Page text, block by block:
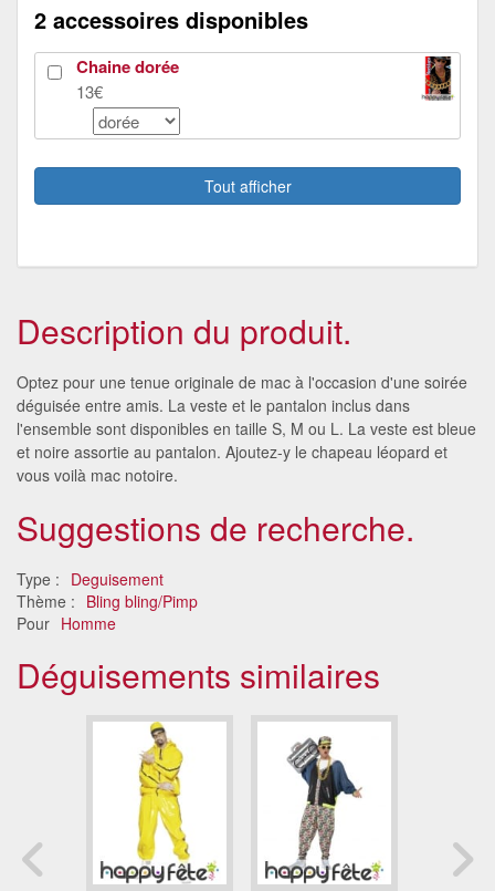
2 accessoires disponibles
Chaine dorée
13€
Tout afficher
Description du produit.
Optez pour une tenue originale de mac à l'occasion d'une soirée
déguisée entre amis. La veste et le pantalon inclus dans
l'ensemble sont disponibles en taille S, M ou L. La veste est bleue
et noire assortie au pantalon. Ajoutez-y le chapeau léopard et
vous voilà mac notoire.
Suggestions de recherche.
Type : Deguisement
Thème : Bling bling/Pimp
Pour Homme
Déguisements similaires